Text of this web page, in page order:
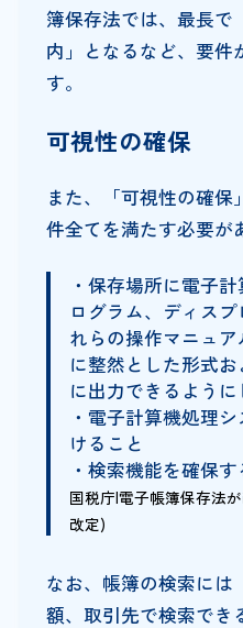
簿保存法では、最長で
内」となるなど、要件
す。
可視性の確保
また、「可視性の確
件全てを満たす必要が
・保存場所に電子
ログラム、ディス
れらの操作マニュ
に整然とした形式
に出力できるよう
・電子計算機処理
けること
・検索機能を確保す
国税庁|電子帳簿保存法
改定)
なお、帳簿の検索には
額、取引先で検索でき